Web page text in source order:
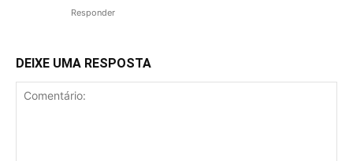
Responder
DEIXE UMA RESPOSTA